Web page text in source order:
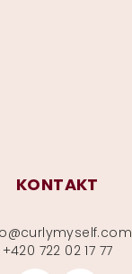
KONTAKT
@curlymyself.com
+420 722 02 17 77